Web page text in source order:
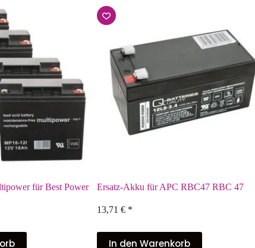
für Best Power
Ersatz-Akku für APC RBC47 RBC 47
13,71 €*
In den Warenkorb